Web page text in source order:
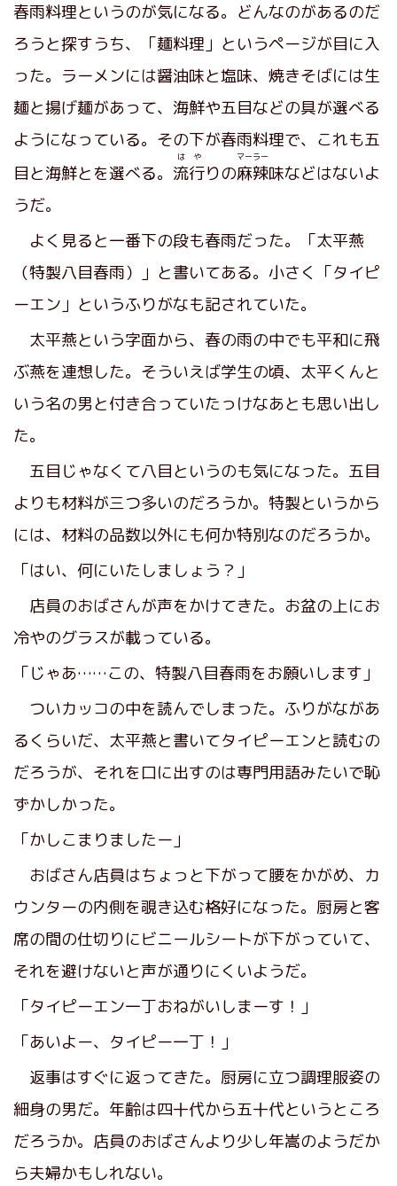
春雨料理というのが気になる。どんなのがあるのだ
ろうと探すうち、「麺料理」というページが目に入
った。ラーメンには醤油味と塩味、焼きそばには生
麺と揚げ麺があって、海鮮や五目などの具が選べる
ようになっている。その下が春雨料理で、これも五
目と海鮮とを選べる。 流行
はや
りの麻辣
マーラー
味などはないよ
うだ。
よく見ると一番下の段も春雨だった。「太平燕
（特製八目春雨）」と書いてある。小さく「タイピ
ーエン」というふりがなも記されていた。
太平燕という字面から、春の雨の中でも平和に飛
ぶ燕を連想した。そういえば学生の頃、太平くんと
いう名の男と付き合っていたっけなあとも思い出し
た。
五目じゃなくて八目というのも気になった。五目
よりも材料が三つ多いのだろうか。特製というから
には、材料の品数以外にも何か特別なのだろうか。
「はい、何にいたしましょう？」
店員のおばさんが声をかけてきた。お盆の上にお
冷やのグラスが載っている。
「じゃあ……この、特製八目春雨をお願いします」
ついカッコの中を読んでしまった。ふりがながあ
るくらいだ、太平燕と書いてタイピーエンと読むの
だろうが、それを口に出すのは専門用語みたいで恥
ずかしかった。
「かしこまりましたー」
おばさん店員はちょっと下がって腰をかがめ、カ
ウンターの内側を覗き込む格好になった。厨房と客
席の間の仕切りにビニールシートが下がっていて、
それを避けないと声が通りにくいようだ。
「タイピーエン一丁おねがいしまーす！」
「あいよー、タイピー一丁！」
返事はすぐに返ってきた。厨房に立つ調理服姿の
細身の男だ。年齢は四十代から五十代というところ
だろうか。店員のおばさんより少し年嵩のようだか
ら夫婦かもしれない。